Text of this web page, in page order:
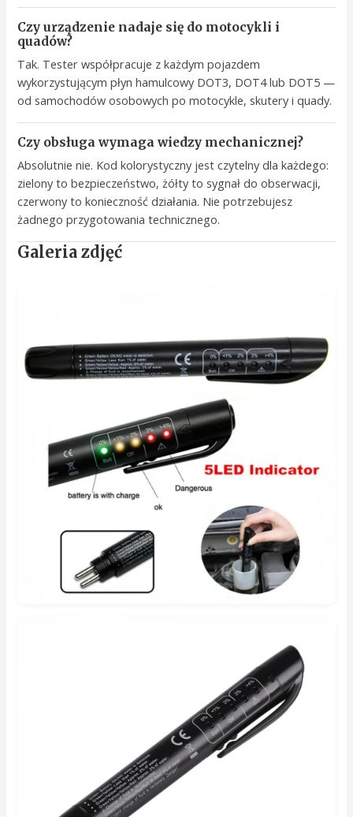
Czy urządzenie nadaje się do motocykli i
quadów?
Tak. Tester współpracuje z każdym pojazdem
wykorzystującym płyn hamulcowy DOT3, DOT4 lub DOT5 —
od samochodów osobowych po motocykle, skutery i quady.
Czy obsługa wymaga wiedzy mechanicznej?
Absolutnie nie. Kod kolorystyczny jest czytelny dla każdego:
zielony to bezpieczeństwo, żółty to sygnał do obserwacji,
czerwony to konieczność działania. Nie potrzebujesz
żadnego przygotowania technicznego.
Galeria zdjęć